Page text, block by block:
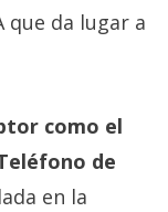
que da lugar a
como el
de
en la